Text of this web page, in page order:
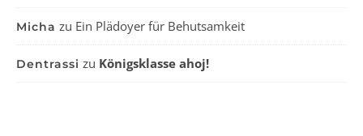
Micha zu Ein Plädoyer für Behutsamkeit
Dentrassi zu Königsklasse ahoj!